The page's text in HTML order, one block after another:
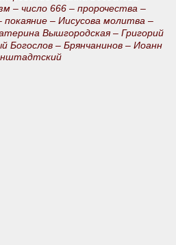
– число 666 – пророчества –
покаяние – Иисусова молитва –
Вышгородская – Григорий
Богослов – Брянчанинов – Иоанн